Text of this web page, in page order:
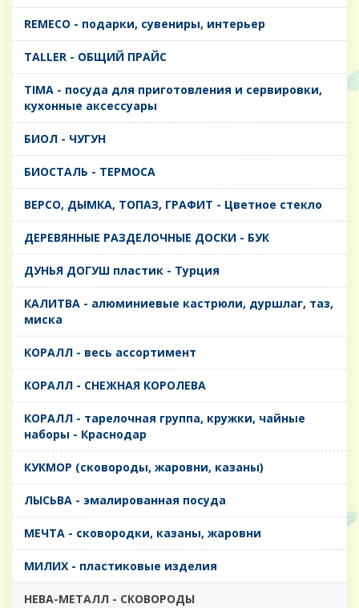
REMECO - подарки, сувениры, интерьер
TALLER - ОБЩИЙ ПРАЙС
TIMA - посуда для приготовления и сервировки,
кухонные аксессуары
БИОЛ - ЧУГУН
БИОСТАЛЬ - ТЕРМОСА
ВЕРСО, ДЫМКА, ТОПАЗ, ГРАФИТ - Цветное стекло
ДЕРЕВЯННЫЕ РАЗДЕЛОЧНЫЕ ДОСКИ - БУК
ДУНЬЯ ДОГУШ пластик - Турция
КАЛИТВА - алюминиевые кастрюли, дуршлаг, таз,
миска
КОРАЛЛ - весь ассортимент
КОРАЛЛ - СНЕЖНАЯ КОРОЛЕВА
КОРАЛЛ - тарелочная группа, кружки, чайные
наборы - Краснодар
КУКМОР (сковороды, жаровни, казаны)
ЛЫСЬВА - эмалированная посуда
МЕЧТА - сковородки, казаны, жаровни
МИЛИХ - пластиковые изделия
НЕВА-МЕТАЛЛ - СКОВОРОДЫ